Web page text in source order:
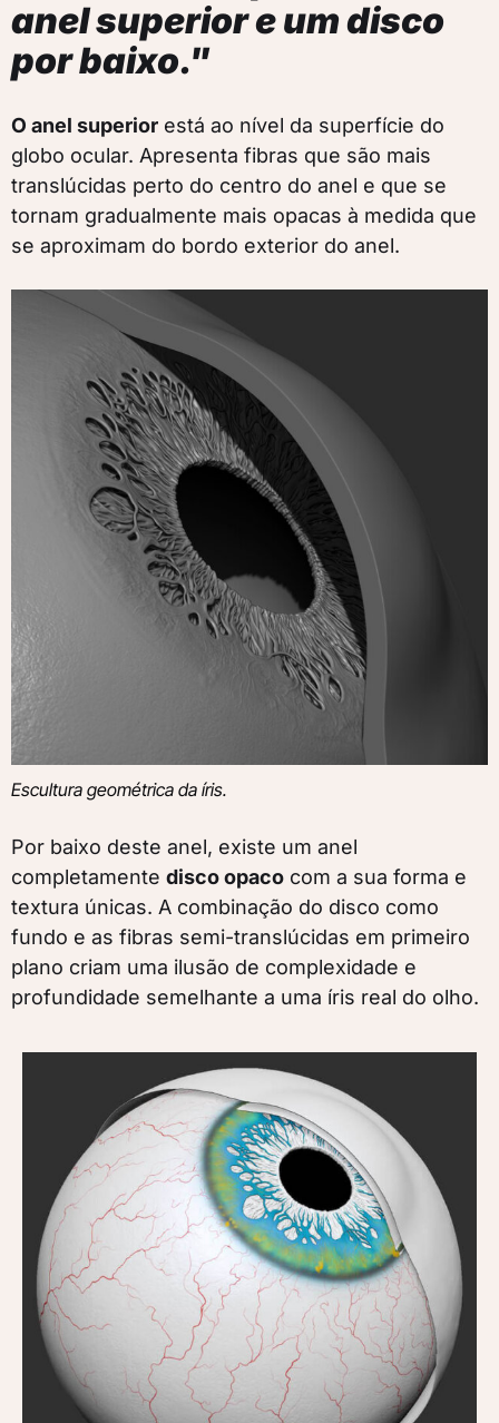
anel superior e um disco
por baixo."
O anel superior está ao nível da superfície do
globo ocular. Apresenta fibras que são mais
translúcidas perto do centro do anel e que se
tornam gradualmente mais opacas à medida que
se aproximam do bordo exterior do anel.
Escultura geométrica da íris.
Por baixo deste anel, existe um anel
completamente disco opaco com a sua forma e
textura únicas. A combinação do disco como
fundo e as fibras semi-translúcidas em primeiro
plano criam uma ilusão de complexidade e
profundidade semelhante a uma íris real do olho.